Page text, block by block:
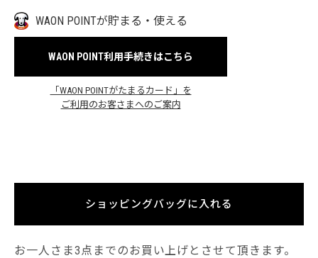
WAON POINTが貯まる・使える
WAON POINT利用手続きはこちら
「WAON POINTがたまるカード」を
ご利用のお客さまへのご案内
ショッピングバッグに入れる
お一人さま3点までのお買い上げとさせて頂きます。